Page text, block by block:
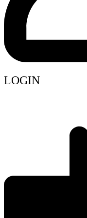
LOGIN